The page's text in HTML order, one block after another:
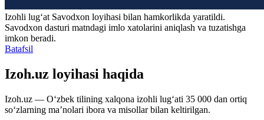
Izohli lugʻat Savodxon loyihasi bilan hamkorlikda yaratildi.
Savodxon dasturi matndagi imlo xatolarini aniqlash va tuzatishga
imkon beradi.
Batafsil
Izoh.uz loyihasi haqida
Izoh.uz — O‘zbek tilining xalqona izohli lug‘ati 35 000 dan ortiq
so‘zlarning ma’nolari ibora va misollar bilan keltirilgan.